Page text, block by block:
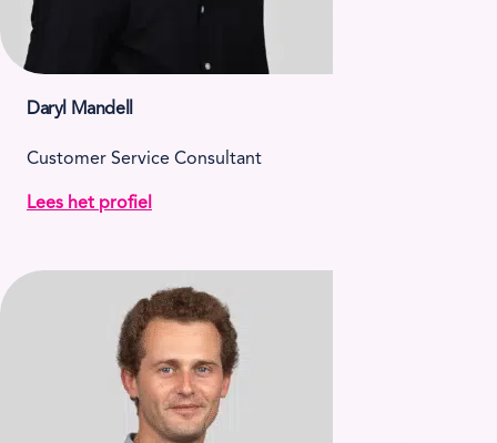
Daryl Mandell
Customer Service Consultant
Lees het profiel